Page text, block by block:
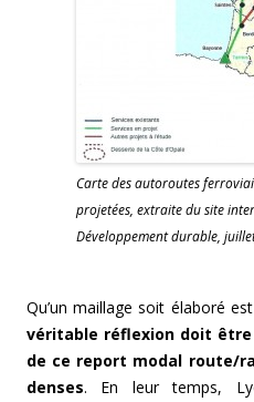
Carte des autoroutes
projetées, extraite du site
Développement durable,
Qu’un maillage soit élaboré
véritable réflexion doit
de ce report modal route/
denses. En leur temps,